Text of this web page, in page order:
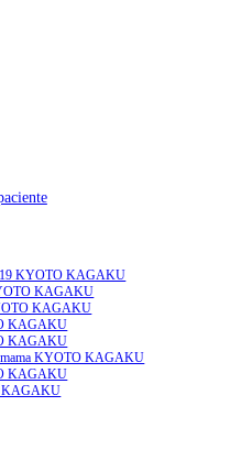
KYOTO KAGAKU
KAGAKU
KAGAKU
KAGAKU
KAGAKU
mama KYOTO KAGAKU
KAGAKU
KAGAKU